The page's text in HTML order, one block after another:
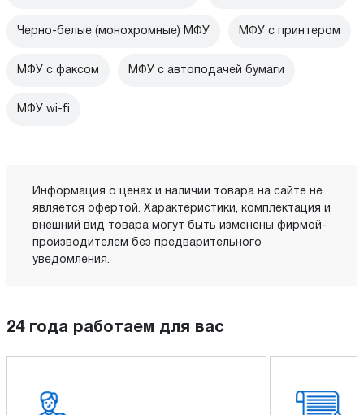
Черно-белые (монохромные) МФУ МФУ с принтером
МФУ с факсом МФУ с автоподачей бумаги
МФУ wi-fi
Информация о ценах и наличии товара на сайте не
является офертой. Характеристики, комплектация и
внешний вид товара могут быть изменены фирмой-
производителем без предварительного
уведомления.
24 года работаем для вас